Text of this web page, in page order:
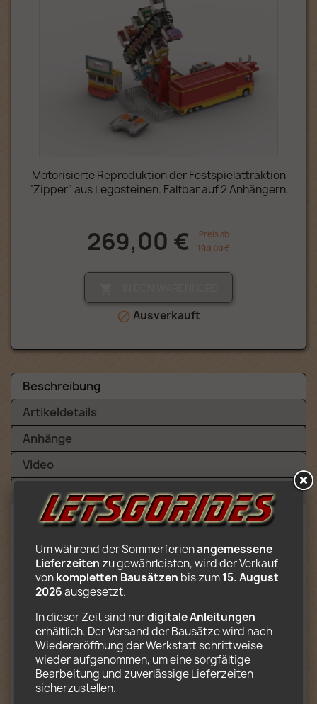
Motorisierte Reproduktion der Festspielattraktion
"Zipper" aus Legosteinen. Faltbar auf 2 Anhängern.
269,00 €
Preis ab
190,00 €
 Ausverkauft
Beschreibung
Artikeldetails
Anhänge
Video
Bewertungen (2)
Inhalt:
Volles Karussell (10 Gondeln bewegen
sich rotierend um einen ovalen Arm)
Auschecken
2 Lastwagen
Gedruckt auf Fotopapierdekorationen
CD-ROM mit Installations- und
Transportanweisungen (.pdf) und
Szenerie (.jpg)
Optional (komplettes motorisiertes Kit):
Um während der Sommerferien angemessene
Lieferzeiten zu gewährleisten, wird der Verkauf
von kompletten Bausätzen bis zum 15. August
2026 ausgesetzt.
In dieser Zeit sind nur digitale Anleitungen
erhältlich. Der Versand der Bausätze wird nach
Wiedereröffnung der Werkstatt schrittweise
wieder aufgenommen, um eine sorgfältige
Bearbeitung und zuverlässige Lieferzeiten
sicherzustellen.